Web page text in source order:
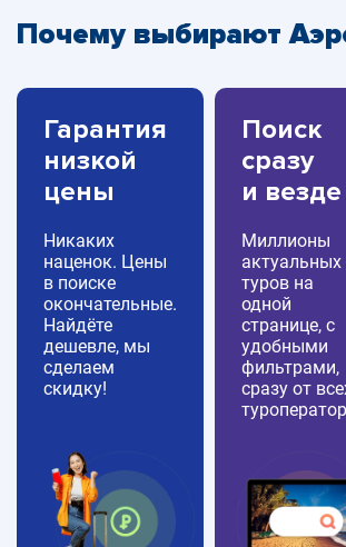
Почему выбирают
Гарантия
низкой
цены
Никаких
наценок. Цены
в поиске
окончательные.
Найдёте
дешевле, мы
сделаем
скидку!
Поиск
сразу
и везде
Миллионы
актуальных
туров на
одной
странице, с
удобными
фильтрами,
сразу от